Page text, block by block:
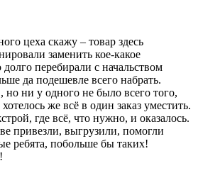
цеха скажу – товар здесь
заменить кое-какое
долго перебирали с начальством
да подешевле всего набрать.
ни у одного не было всего того,
же всё в один заказ уместить.
где всё, что нужно, и оказалось.
привезли, выгрузили, помогли
ребята, побольше бы таких!